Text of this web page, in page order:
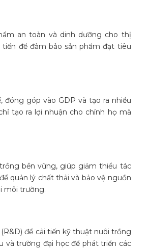
an toàn và dinh dưỡng cho thị
để đảm bảo sản phẩm đạt tiêu
góp vào GDP và tạo ra nhiều
tạo ra lợi nhuận cho chính họ mà
bền vững, giúp giảm thiểu tác
quản lý chất thải và bảo vệ nguồn
môi trường.
để cải tiến kỹ thuật nuôi trồng
và trường đại học để phát triển các